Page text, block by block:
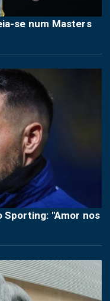
se num Masters
Sporting: "Amor nos